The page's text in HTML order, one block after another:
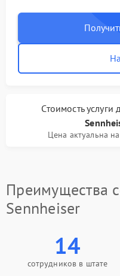
Стоимость услуги
Цена актуальна
Преимущества
Sennheiser
14
сотрудников в штате